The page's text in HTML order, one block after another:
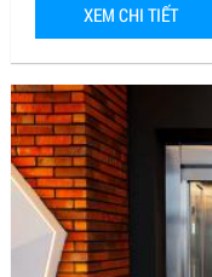
XEM CHI TIẾT